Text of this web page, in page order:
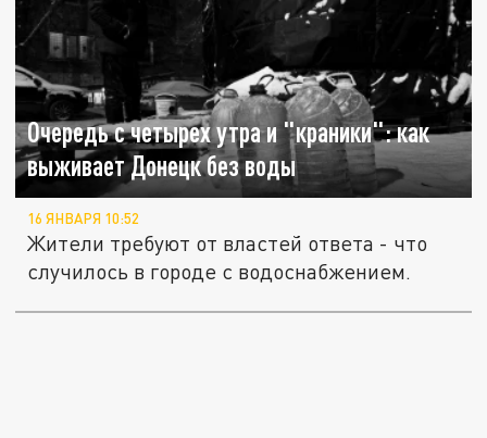
Очередь с четырех утра и "краники": как
выживает Донецк без воды
16 ЯНВАРЯ 10:52
Жители требуют от властей ответа - что
случилось в городе с водоснабжением.